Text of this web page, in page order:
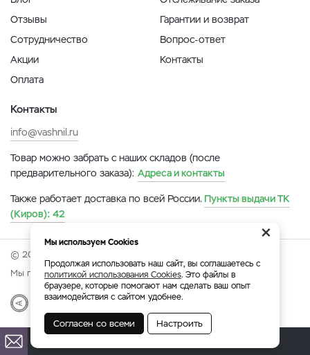
Отзывы
Сотрудничество
Акции
Оплата
Гарантии и возврат
Вопрос-ответ
Контакты
Контакты
info@vashnil.ru
Товар можно забрать с наших складов (после
предварительного заказа): Адреса и контакты
Также работает доставка по всей России. Пункты выдачи ТК
(Киров): 42
© 2026 Онлайн-ярмарка ВАСХНиЛ.
Мы принимаем:
Разработка|Веб-аналитика
×
Мы используем Cookies
Продолжая использовать наш сайт, вы соглашаетесь с
политикой использования Cookies. Это файлы в
браузере, которые помогают нам сделать ваш опыт
взаимодействия с сайтом удобнее.
Согласен со всеми Настроить